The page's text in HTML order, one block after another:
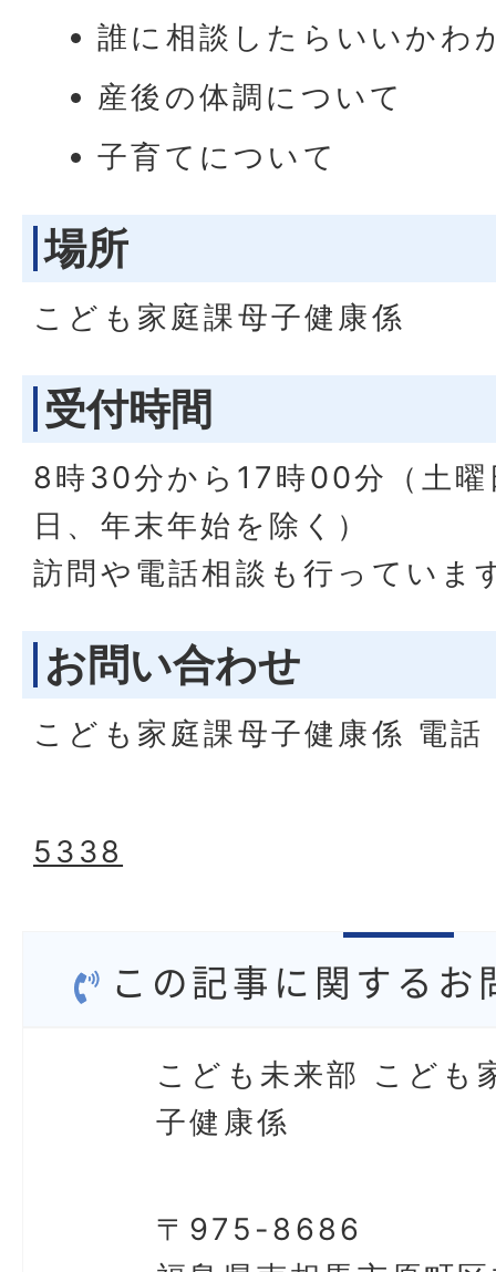
誰に相談したらいいかわ
産後の体調について
子育てについて
場所
こども家庭課母子健康係
受付時間
8時30分から17時00分（土曜
日、年末年始を除く）
訪問や電話相談も行っていま
お問い合わせ
こども家庭課母子健康係 電話
5338
この記事に関するお
こども未来部 こども
子健康係
〒975-8686